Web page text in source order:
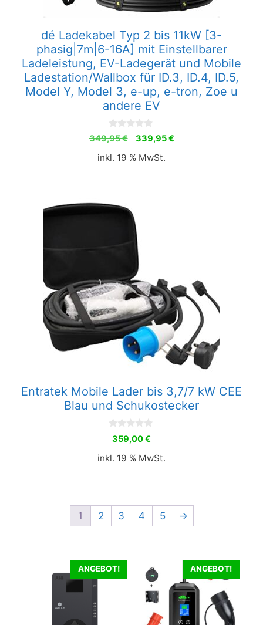
dé Ladekabel Typ 2 bis 11kW [3-
phasig|7m|6-16A] mit Einstellbarer
Ladeleistung, EV-Ladegerät und Mobile
Ladestation/Wallbox für ID.3, ID.4, ID.5,
Model Y, Model 3, e-up, e-tron, Zoe u
andere EV
0
v
n
349,95€
Ursprünglicher
war:
339,95€Aktueller
inkl. 19 % MwSt.
Entratek Mobile Lader bis 3,7/7 kW CEE
Blau und Schukostecker
0
v
n
359,00€
inkl. 19 % MwSt.
1 2 3 4 5 →
ANGEBOT! ANGEBOT!